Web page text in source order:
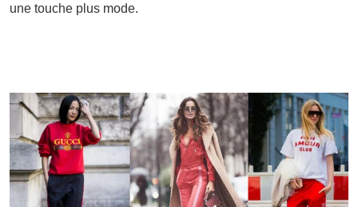
une touche plus mode.